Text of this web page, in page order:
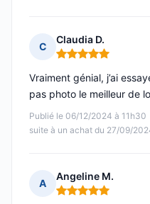
C
Claudia D.
Note : 5 sur 5
Publié le 06/12/2024 à 11h30
suite à un achat du 27/09/
Vraiment génial, j’ai
pas photo le meilleur de
A
Angeline M.
Note : 5 sur 5